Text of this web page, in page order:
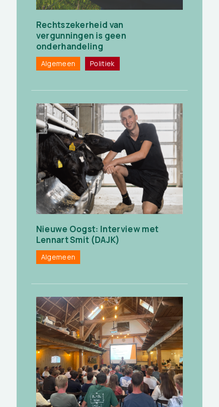
Rechtszekerheid van
vergunningen is geen
onderhandeling
Algemeen Politiek
Nieuwe Oogst: Interview met
Lennart Smit (DAJK)
Algemeen